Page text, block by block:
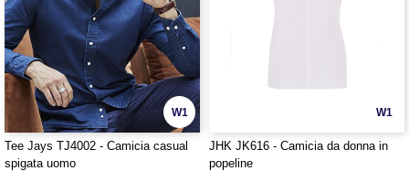
W1
Tee Jays TJ4002 - Camicia casual
spigata uomo
W1
JHK JK616 - Camicia da donna in
popeline